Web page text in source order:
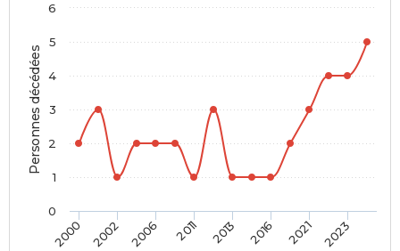
Personnes décédées
2000 2002 2006 2011 2013 2016 2021 2023
0
1
2
3
4
5
6